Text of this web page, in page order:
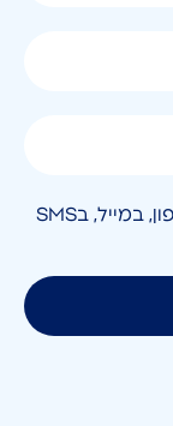
אני מאשר/ת קבלת חומר פרסומי בטלפון, במייל, בSMS